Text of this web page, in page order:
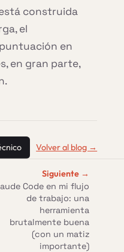
construida
el
en
en gran parte,
Volver al blog →
Siguiente →
Code en mi flujo
de trabajo: una
herramienta
brutalmente buena
(con un matiz
importante)